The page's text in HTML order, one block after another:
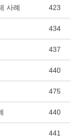
사례 423
434
437
440
475
440
441